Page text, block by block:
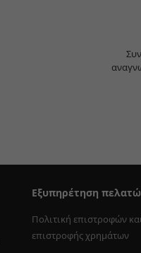
Εξυπηρέτηση
Πολιτική επιστροφών
επιστροφής χρημάτων